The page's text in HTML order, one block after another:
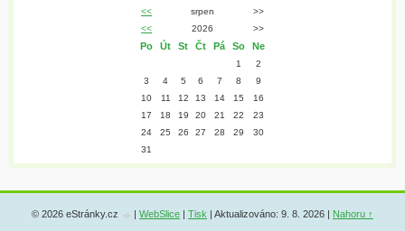
<< srpen
>>
<<
2026 >>
Po Út St Čt Pá So Ne
1
2
3
4 5 6 7 8
9
10
11 12 13 14 15
16
17
18 19 20 21 22
23
24
25 26 27 28 29
30
31
© 2026 eStránky.cz | WebSlice | Tisk | Aktualizováno: 9. 8. 2026 | Nahoru ↑